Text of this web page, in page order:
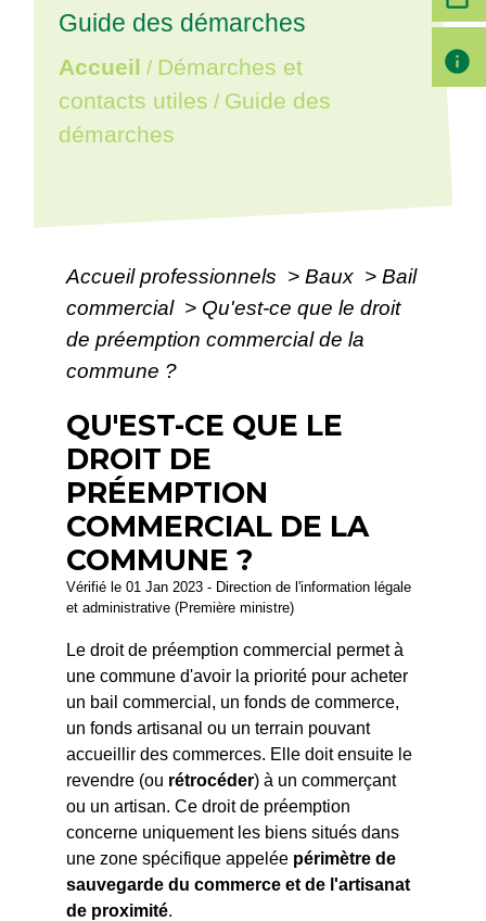
Guide des démarches
Accueil / Démarches et
contacts utiles / Guide des
démarches
Accueil professionnels > Baux > Bail
commercial > Qu'est-ce que le droit
de préemption commercial de la
commune ?
QU'EST-CE QUE LE
DROIT DE
PRÉEMPTION
COMMERCIAL DE LA
COMMUNE ?
Vérifié le 01 Jan 2023 - Direction de l'information légale
et administrative (Première ministre)
Le droit de préemption commercial permet à
une commune d'avoir la priorité pour acheter
un bail commercial, un fonds de commerce,
un fonds artisanal ou un terrain pouvant
accueillir des commerces. Elle doit ensuite le
revendre (ou rétrocéder) à un commerçant
ou un artisan. Ce droit de préemption
concerne uniquement les biens situés dans
une zone spécifique appelée périmètre de
sauvegarde du commerce et de l'artisanat
de proximité.
info